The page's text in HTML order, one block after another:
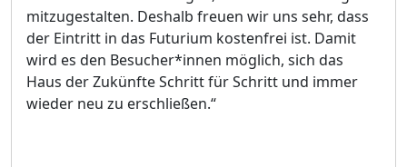
mitzugestalten. Deshalb freuen wir uns sehr, dass
der Eintritt in das Futurium kostenfrei ist. Damit
wird es den Besucher*innen möglich, sich das
Haus der Zukünfte Schritt für Schritt und immer
wieder neu zu erschließen.“